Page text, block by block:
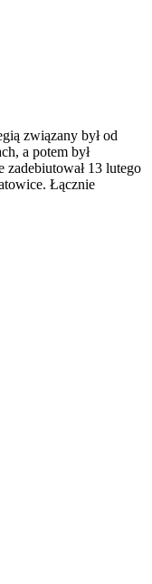
związany był od
a potem był
13 lutego
Łącznie